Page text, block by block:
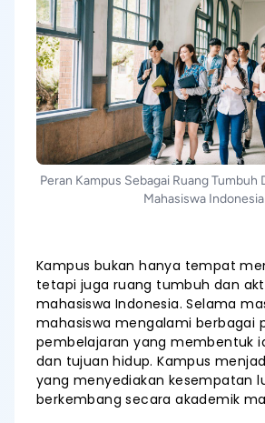
Peran Kampus Sebagai Ruang Tumbuh
Mahasiswa Indonesia
Kampus bukan hanya tempat
tetapi juga ruang tumbuh dan
mahasiswa Indonesia. Selama
mahasiswa mengalami berbagai
pembelajaran yang membentuk
dan tujuan hidup. Kampus
yang menyediakan kesempatan
berkembang secara akademik